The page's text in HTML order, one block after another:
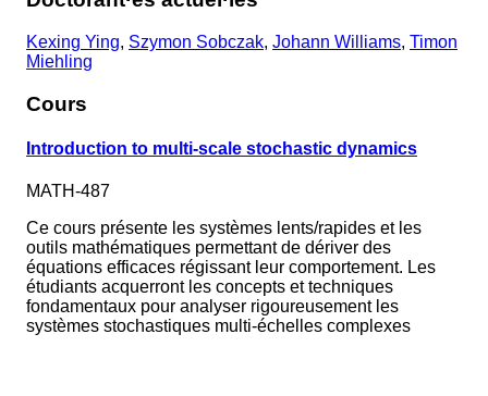
Kexing Ying, Szymon Sobczak, Johann Williams, Timon
Miehling
Cours
Introduction to multi-scale stochastic dynamics
MATH-487
Ce cours présente les systèmes lents/rapides et les
outils mathématiques permettant de dériver des
équations efficaces régissant leur comportement. Les
étudiants acquerront les concepts et techniques
fondamentaux pour analyser rigoureusement les
systèmes stochastiques multi-échelles complexes